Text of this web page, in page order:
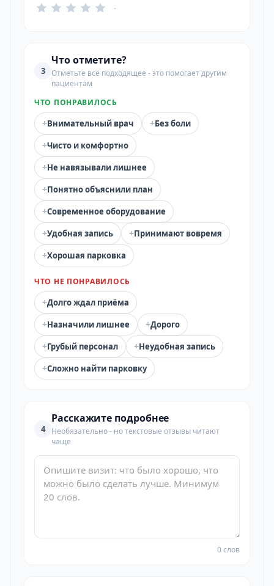
-
3
Что отметите?
Отметьте всё подходящее - это помогает другим
пациентам
ЧТО ПОНРАВИЛОСЬ
+Внимательный врач +Без боли
+Чисто и комфортно
+Не навязывали лишнее
+Понятно объяснили план
+Современное оборудование
+Удобная запись +Принимают вовремя
+Хорошая парковка
ЧТО НЕ ПОНРАВИЛОСЬ
+Долго ждал приёма
+Назначили лишнее +Дорого
+Грубый персонал +Неудобная запись
+Сложно найти парковку
4
Расскажите подробнее
Необязательно - но текстовые отзывы читают
чаще
0 слов